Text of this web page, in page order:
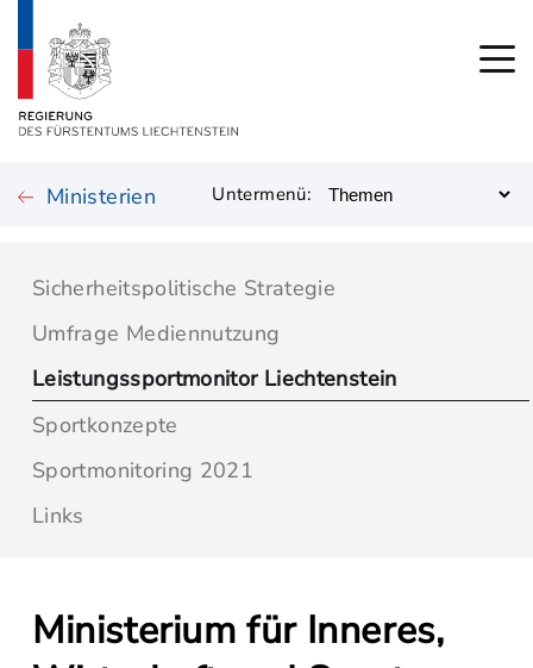
Ministerien Untermenü:
Sicherheitspolitische Strategie
Umfrage Mediennutzung
Leistungssportmonitor Liechtenstein
Sportkonzepte
Sportmonitoring 2021
Links
Ministerium für Inneres,